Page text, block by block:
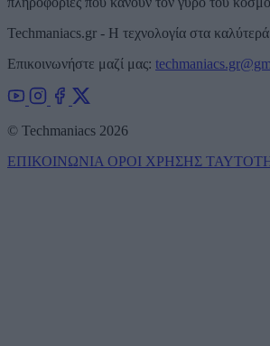
Techmaniacs.gr - Η τεχνολογία στα καλύτερά
Επικοινωνήστε μαζί μας:
© Techmaniacs 2026
ΕΠΙΚΟΙΝΩΝΙΑ ΟΡΟΙ ΧΡΗΣΗΣ